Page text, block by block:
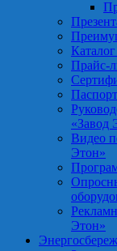
Прайс-
«Завод
Видео
Этон»
Этон»